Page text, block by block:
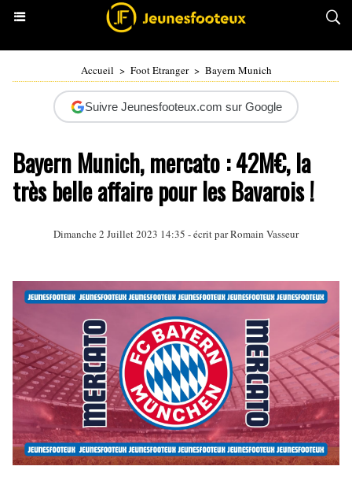
Accueil > Foot Etranger > Bayern Munich
Suivre Jeunesfooteux.com sur Google
Bayern Munich, mercato : 42M€, la
très belle affaire pour les Bavarois !
Dimanche 2 Juillet 2023 14:35 - écrit parRomain Vasseur